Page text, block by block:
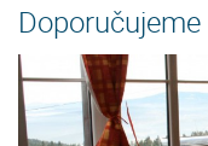
Doporučujeme